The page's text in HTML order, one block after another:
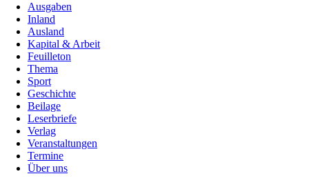
Ausgaben
Inland
Ausland
Kapital & Arbeit
Feuilleton
Thema
Sport
Geschichte
Beilage
Leserbriefe
Verlag
Veranstaltungen
Termine
Über uns